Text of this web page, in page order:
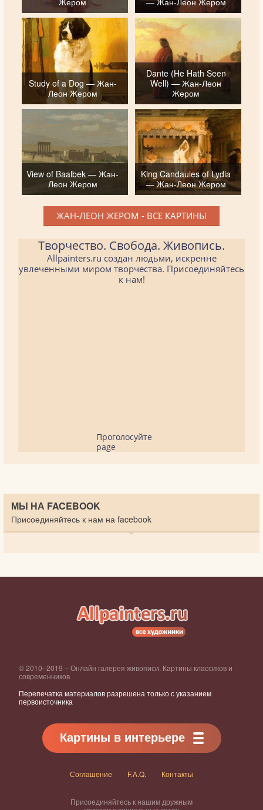
Study of a Dog — Жан-
Леон Жером
Dante (He Hath Seen
Well) — Жан-Леон
Жером
View of Baalbek — Жан-
Леон Жером
King Candaules of Lydia
— Жан-Леон Жером
ЖАН-ЛЕОН ЖЕРОМ - ВСЕ КАРТИНЫ
Творчество. Свобода. Живопись.
Allpainters.ru создан людьми, искренне
увлеченными миром творчества. Присоединяйтесь
к нам!
Проголосуйте
page
МЫ НА FACEBOOK
Присоединяйтесь к нам на facebook
© 2010–2019 – Онлайн галерея живописи. Картины классиков и
современников
Перепечатка материалов разрешена только с указанием
первоисточника
Картины в интерьере
Соглашение F.A.Q. Контакты
Присоединяйтесь к нашим дружным